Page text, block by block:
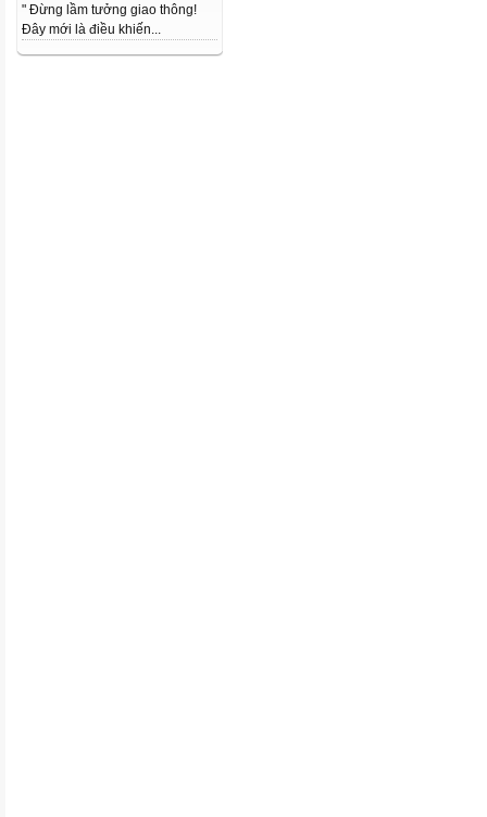
" Đừng lầm tưởng giao thông!
Đây mới là điều khiến...